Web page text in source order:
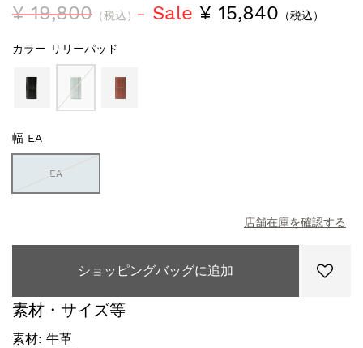
¥ 19,800 （税込） Sale ¥ 15,840 （税込）
カラー リリーパッド
幅 EA
EA
店舗在庫を確認する
ショッピングバッグに追加
素材・サイズ等
素材: 牛革